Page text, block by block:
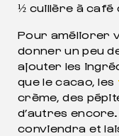
½ cuillère à café
Pour améliorer
donner un peu
ajouter les
que le cacao, les
crème, des
d’autres
conviendra et